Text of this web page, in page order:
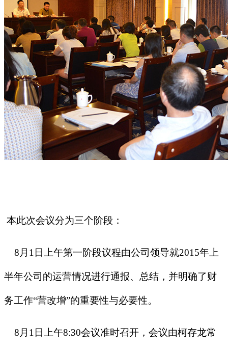
本此次会议分为三个阶段：
8 月 1 日上午第一阶段议程由公司领导就2015年上
半年公司的运营情况进行通报、总结，并明确了财
务工作“营改增”的重要性与必要性。
8 月 1 日上午8:30会议准时召开，会议由柯存龙常